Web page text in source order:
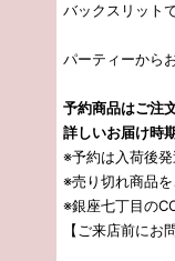
バックスリット
パーティーから
予約商品はご注
詳しいお届け時
※予約は入荷後
※売り切れ商品
※銀座七丁目の
【ご来店前にお